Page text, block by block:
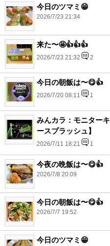
今日のツマミ😁
2026/7/23 21:34
来た〜🤩👍👍👍
2026/7/23 21:32 2
今日の朝飯は〜😋👍
2026/7/20 08:11 1
みんカラ：モニター
ースプラッシュ】
2026/7/11 18:21 1
今夜の晩飯は〜😋👍
2026/7/8 20:09
今日の朝飯は〜😋👍
2026/7/7 19:52
今日のツマミ😁